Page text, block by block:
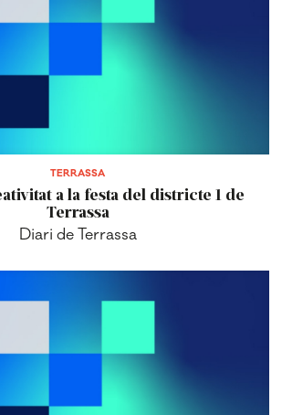
TERRASSA
a la festa del districte 1 de
Terrassa
Diari de Terrassa